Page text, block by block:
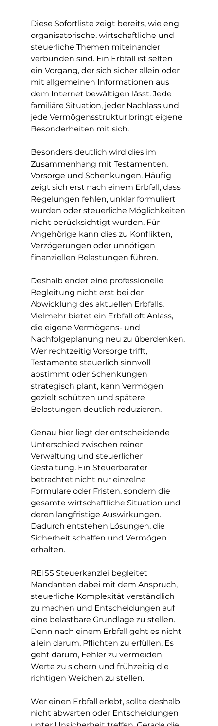
Diese Sofortliste zeigt bereits, wie eng
organisatorische, wirtschaftliche und
steuerliche Themen miteinander
verbunden sind. Ein Erbfall ist selten
ein Vorgang, der sich sicher allein oder
mit allgemeinen Informationen aus
dem Internet bewältigen lässt. Jede
familiäre Situation, jeder Nachlass und
jede Vermögensstruktur bringt eigene
Besonderheiten mit sich.
Besonders deutlich wird dies im
Zusammenhang mit Testamenten,
Vorsorge und Schenkungen. Häufig
zeigt sich erst nach einem Erbfall, dass
Regelungen fehlen, unklar formuliert
wurden oder steuerliche Möglichkeiten
nicht berücksichtigt wurden. Für
Angehörige kann dies zu Konflikten,
Verzögerungen oder unnötigen
finanziellen Belastungen führen.
Deshalb endet eine professionelle
Begleitung nicht erst bei der
Abwicklung des aktuellen Erbfalls.
Vielmehr bietet ein Erbfall oft Anlass,
die eigene Vermögens- und
Nachfolgeplanung neu zu überdenken.
Wer rechtzeitig Vorsorge trifft,
Testamente steuerlich sinnvoll
abstimmt oder Schenkungen
strategisch plant, kann Vermögen
gezielt schützen und spätere
Belastungen deutlich reduzieren.
Genau hier liegt der entscheidende
Unterschied zwischen reiner
Verwaltung und steuerlicher
Gestaltung. Ein Steuerberater
betrachtet nicht nur einzelne
Formulare oder Fristen, sondern die
gesamte wirtschaftliche Situation und
deren langfristige Auswirkungen.
Dadurch entstehen Lösungen, die
Sicherheit schaffen und Vermögen
erhalten.
REISS Steuerkanzlei begleitet
Mandanten dabei mit dem Anspruch,
steuerliche Komplexität verständlich
zu machen und Entscheidungen auf
eine belastbare Grundlage zu stellen.
Denn nach einem Erbfall geht es nicht
allein darum, Pflichten zu erfüllen. Es
geht darum, Fehler zu vermeiden,
Werte zu sichern und frühzeitig die
richtigen Weichen zu stellen.
Wer einen Erbfall erlebt, sollte deshalb
nicht abwarten oder Entscheidungen